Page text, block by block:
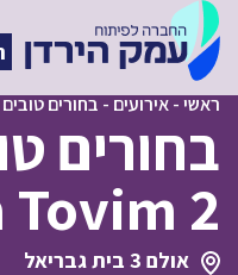
ראשי-אירועים - בחורים טובים Bachurim Tovim 2
בחורים
2
אולם 3 בית גבריאל